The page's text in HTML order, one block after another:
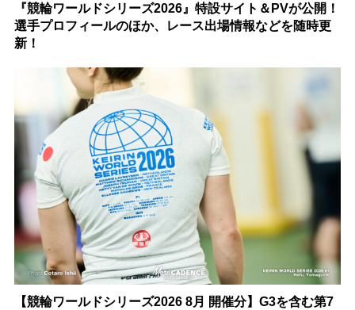
『競輪ワールドシリーズ2026』特設サイト＆PVが公開！
選手プロフィールのほか、レース出場情報などを随時更
新！
【競輪ワールドシリーズ2026 8月 開催分】G3を含む第7